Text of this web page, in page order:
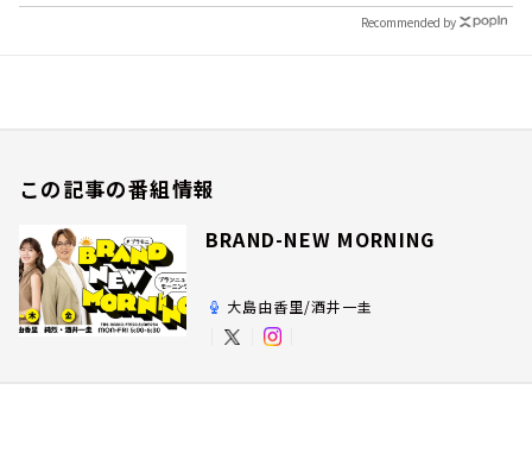
Recommended by
この記事の番組情報
BRAND-NEW MORNING
大島由香里/酒井一圭